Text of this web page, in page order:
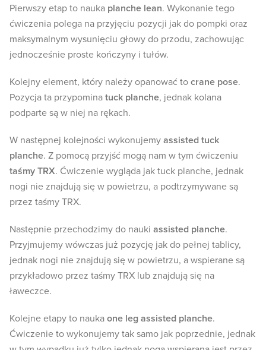
Pierwszy etap to nauka planche lean. Wykonanie tego
ćwiczenia polega na przyjęciu pozycji jak do pompki oraz
maksymalnym wysunięciu głowy do przodu, zachowując
jednocześnie proste kończyny i tułów.
Kolejny element, który należy opanować to crane pose.
Pozycja ta przypomina tuck planche, jednak kolana
podparte są w niej na rękach.
W następnej kolejności wykonujemy assisted tuck
planche. Z pomocą przyjść mogą nam w tym ćwiczeniu
taśmy TRX. Ćwiczenie wygląda jak tuck planche, jednak
nogi nie znajdują się w powietrzu, a podtrzymywane są
przez taśmy TRX.
Następnie przechodzimy do nauki assisted planche.
Przyjmujemy wówczas już pozycję jak do pełnej tablicy,
jednak nogi nie znajdują się w powietrzu, a wspierane są
przykładowo przez taśmy TRX lub znajdują się na
ławeczce.
Kolejne etapy to nauka one leg assisted planche.
Ćwiczenie to wykonujemy tak samo jak poprzednie, jednak